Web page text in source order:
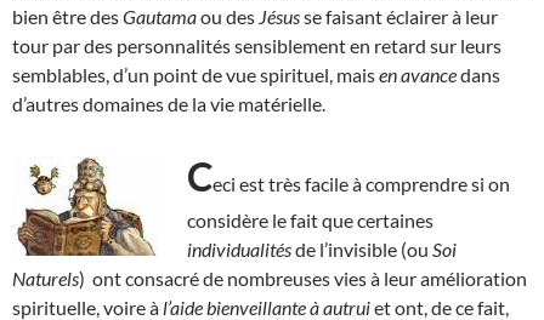
bien être desGautamaou des Jésusse faisant éclairer à leur
tour par des personnalités sensiblement en retard sur leurs
semblables, d’un point de vue spirituel, maisen avancedans
d’autres domaines de la vie matérielle.
Ceci est très facile à comprendre si on
considère le fait que certaines
individualitésde l’invisible (ou Soi
Naturels) ont consacré de nombreuses vies à leur amélioration
spirituelle, voire à l’aide bienveillante à autruiet ont, de ce fait,